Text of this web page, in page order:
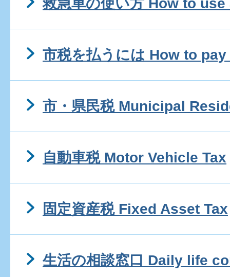
救急車の使い方 How to
市税を払うには How to
市・県民税 Municipal
自動車税 Motor Vehicle Tax
固定資産税 Fixed Asset Tax
生活の相談窓口 Daily life